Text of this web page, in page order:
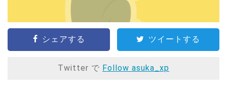
シェアする ツイートする
Twitter で Follow asuka_xp